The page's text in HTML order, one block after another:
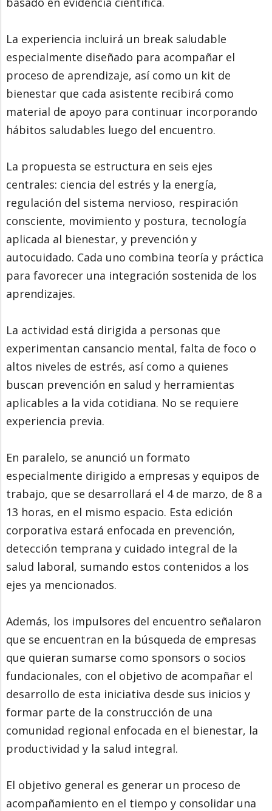
La experiencia incluirá un break saludable
especialmente diseñado para acompañar el
proceso de aprendizaje, así como un kit de
bienestar que cada asistente recibirá como
material de apoyo para continuar incorporando
hábitos saludables luego del encuentro.
La propuesta se estructura en seis ejes
centrales: ciencia del estrés y la energía,
regulación del sistema nervioso, respiración
consciente, movimiento y postura, tecnología
aplicada al bienestar, y prevención y
autocuidado. Cada uno combina teoría y práctica
para favorecer una integración sostenida de los
aprendizajes.
La actividad está dirigida a personas que
experimentan cansancio mental, falta de foco o
altos niveles de estrés, así como a quienes
buscan prevención en salud y herramientas
aplicables a la vida cotidiana. No se requiere
experiencia previa.
En paralelo, se anunció un formato
especialmente dirigido a empresas y equipos de
trabajo, que se desarrollará el 4 de marzo, de 8 a
13 horas, en el mismo espacio. Esta edición
corporativa estará enfocada en prevención,
detección temprana y cuidado integral de la
salud laboral, sumando estos contenidos a los
ejes ya mencionados.
Además, los impulsores del encuentro señalaron
que se encuentran en la búsqueda de empresas
que quieran sumarse como sponsors o socios
fundacionales, con el objetivo de acompañar el
desarrollo de esta iniciativa desde sus inicios y
formar parte de la construcción de una
comunidad regional enfocada en el bienestar, la
productividad y la salud integral.
El objetivo general es generar un proceso de
acompañamiento en el tiempo y consolidar una